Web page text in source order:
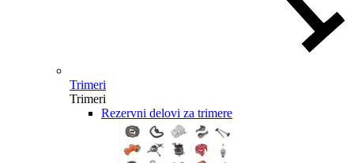
Trimeri
Trimeri
Rezervni delovi za trimere